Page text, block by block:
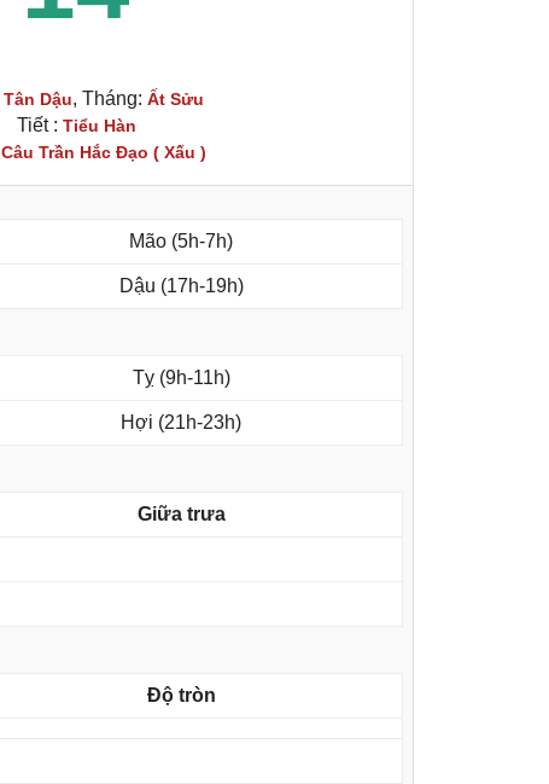
Tân Dậu, Tháng: Ất Sửu
Tiết : Tiểu Hàn
Câu Trần Hắc Đạo ( Xấu )
Mão (5h-7h)
Dậu (17h-19h)
Tỵ (9h-11h)
Hợi (21h-23h)
Giữa trưa
Độ tròn